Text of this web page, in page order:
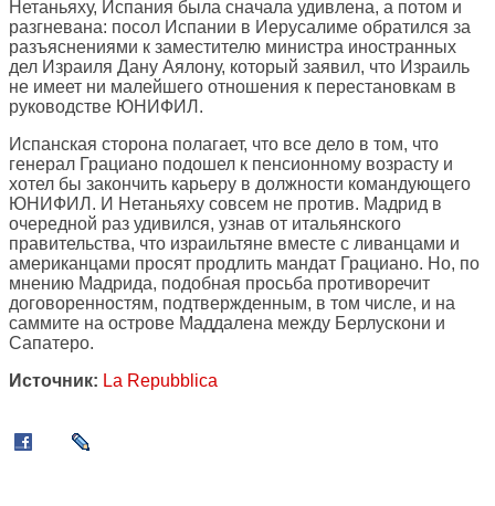
Нетаньяху, Испания была сначала удивлена, а потом и
разгневана: посол Испании в Иерусалиме обратился за
разъяснениями к заместителю министра иностранных
дел Израиля Дану Аялону, который заявил, что Израиль
не имеет ни малейшего отношения к перестановкам в
руководстве ЮНИФИЛ.
Испанская сторона полагает, что все дело в том, что
генерал Грациано подошел к пенсионному возрасту и
хотел бы закончить карьеру в должности командующего
ЮНИФИЛ. И Нетаньяху совсем не против. Мадрид в
очередной раз удивился, узнав от итальянского
правительства, что израильтяне вместе с ливанцами и
американцами просят продлить мандат Грациано. Но, по
мнению Мадрида, подобная просьба противоречит
договоренностям, подтвержденным, в том числе, и на
саммите на острове Маддалена между Берлускони и
Сапатеро.
Источник: La Repubblica